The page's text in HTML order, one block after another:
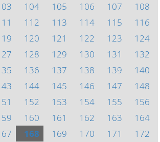
104 105 106 107
108
112 113 114 115
116
120 121 122 123
124
128 129 130 131
132
136 137 138 139
140
144 145 146 147
148
152 153 154 155
156
160 161 162 163
164
168 169 170 171
172